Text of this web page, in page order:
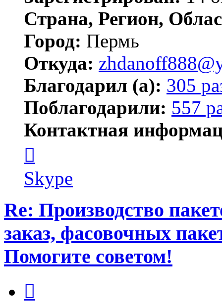
Страна, Регион,
Город: Пермь
Откуда:
Благодарил (а): 305
Поблагодарили: 557
Контактная
пользователя
zhdanoff888
Skype
Re: Производство
заказ, фасовочных
Помогите советом!